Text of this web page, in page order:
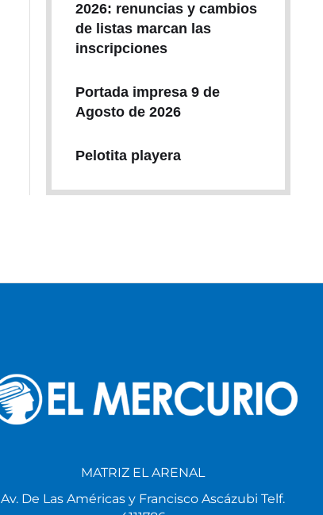
2026: renuncias y cambios
de listas marcan las
inscripciones
Portada impresa 9 de
Agosto de 2026
Pelotita playera
MATRIZ EL ARENAL
Av. De Las Américas y Francisco Ascázubi Telf.